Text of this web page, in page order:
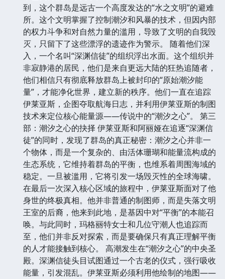
到，这个群岛是远古一个高度发达的“水之文明”的避难
所。这个文明掌握了控制潮汐和风暴的技术，但因内部
的权力斗争和对自然力量的滥用，导致了文明的自我毁
灭，只留下了这些漂浮的遗迹作为警示。 随着他们深
入，一个名叫“深渊信徒”的组织浮出水面。这个组织并
非寂静港的居民，他们是来自更远大陆的狂热追随者，
他们相信只有彻底释放群岛上被封印的“原始潮汐能
量”，才能净化世界，建立新的秩序。他们一直在追踪
伊莱亚斯，企图夺取航海日志，并利用伊莱亚斯的制图
技术来定位核心能量源——传说中的“潮汐之心”。 第三
部：潮汐之心的抉择 伊莱亚斯和阿丽娅在追逐“深渊信
徒”的同时，发现了群岛的真正秘密：潮汐之心并非一
个物体，而是一个复杂的、由活体珊瑚和能量流构成的
生态系统，它维持着群岛的平衡，也维系着周围海域的
稳定。一旦被滥用，它将引发一场毁灭性的全球海啸。
在最后一次深入核心区域的旅程中，伊莱亚斯面对了他
身世的终极真相。他并非普通的制图师，而是失落文明
王室的后裔，他来到此地，是基因中对“平衡”的本能召
唤。与此同时，玛格丽特女士和几位守潮人也追踪而
至，他们并非反对探索，而是要确保只有真正理解平衡
的人才能接触到核心。 高潮发生在“潮汐之心”的中央圣
殿。深渊信徒头目试图通过一个古老的仪式，强行吸收
能量，引发混乱。伊莱亚斯必须利用他绘制的地图——